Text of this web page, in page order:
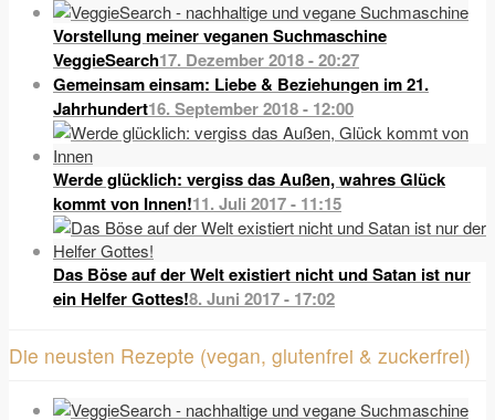
Vorstellung meiner veganen Suchmaschine
VeggieSearch17. Dezember 2018 - 20:27
Gemeinsam einsam: Liebe & Beziehungen im 21.
Jahrhundert16. September 2018 - 12:00
Werde glücklich: vergiss das Außen, wahres Glück
kommt von Innen!11. Juli 2017 - 11:15
Das Böse auf der Welt existiert nicht und Satan ist nur
ein Helfer Gottes!8. Juni 2017 - 17:02
Die neusten Rezepte (vegan, glutenfrei & zuckerfrei)